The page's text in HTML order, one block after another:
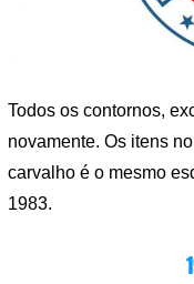
Todos os contornos,
novamente. Os itens
carvalho é o mesmo
1983.